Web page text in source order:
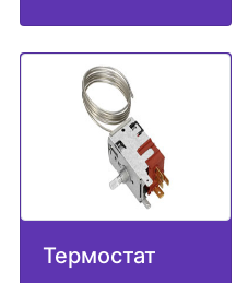
Термостат